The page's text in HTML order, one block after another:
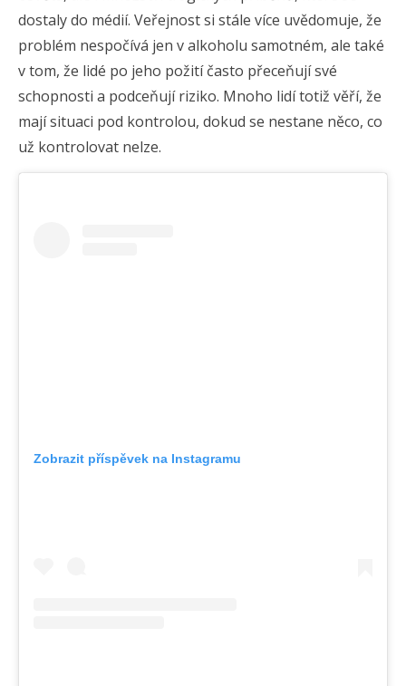
dostaly do médií. Veřejnost si stále více uvědomuje, že
problém nespočívá jen v alkoholu samotném, ale také
v tom, že lidé po jeho požití často přeceňují své
schopnosti a podceňují riziko. Mnoho lidí totiž věří, že
mají situaci pod kontrolou, dokud se nestane něco, co
už kontrolovat nelze.
Zobrazit příspěvek na Instagramu